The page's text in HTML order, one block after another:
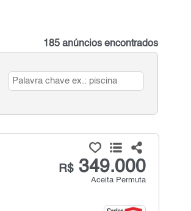
185 anúncios encontrados
R$349.000
Aceita Permuta